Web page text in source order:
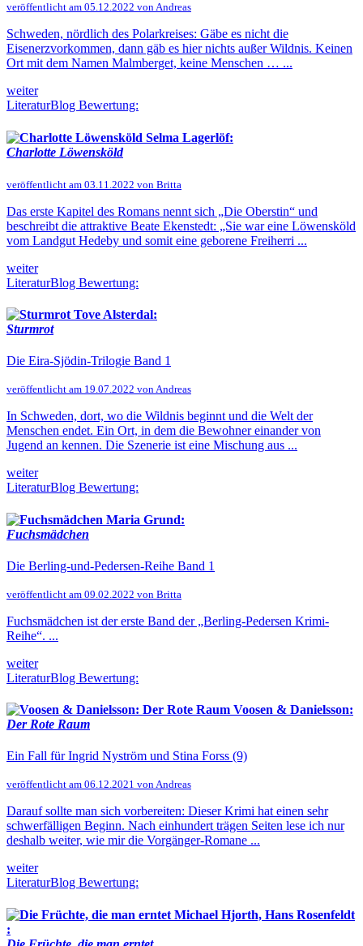
veröffentlicht am 05.12.2022 von Andreas
Schweden, nördlich des Polarkreises: Gäbe es nicht die
Eisenerzvorkommen, dann gäb es hier nichts außer Wildnis. Keinen
Ort mit dem Namen Malmberget, keine Menschen … ...
weiter
LiteraturBlog Bewertung:
Selma Lagerlöf:
Charlotte Löwensköld
veröffentlicht am 03.11.2022 von Britta
Das erste Kapitel des Romans nennt sich „Die Oberstin“ und
beschreibt die attraktive Beate Ekenstedt: „Sie war eine Löwensköld
vom Landgut Hedeby und somit eine geborene Freiherri ...
weiter
LiteraturBlog Bewertung:
Tove Alsterdal:
Sturmrot
Die Eira-Sjödin-Trilogie Band 1
veröffentlicht am 19.07.2022 von Andreas
In Schweden, dort, wo die Wildnis beginnt und die Welt der
Menschen endet. Ein Ort, in dem die Bewohner einander von
Jugend an kennen. Die Szenerie ist eine Mischung aus ...
weiter
LiteraturBlog Bewertung:
Maria Grund:
Fuchsmädchen
Die Berling-und-Pedersen-Reihe Band 1
veröffentlicht am 09.02.2022 von Britta
Fuchsmädchen ist der erste Band der „Berling-Pedersen Krimi-
Reihe“. ...
weiter
LiteraturBlog Bewertung:
Voosen & Danielsson:
Der Rote Raum
Ein Fall für Ingrid Nyström und Stina Forss (9)
veröffentlicht am 06.12.2021 von Andreas
Darauf sollte man sich vorbereiten: Dieser Krimi hat einen sehr
schwerfälligen Beginn. Nach einhundert trägen Seiten lese ich nur
deshalb weiter, wie mir die Vorgänger-Romane ...
weiter
LiteraturBlog Bewertung:
Michael Hjorth, Hans Rosenfeldt
: